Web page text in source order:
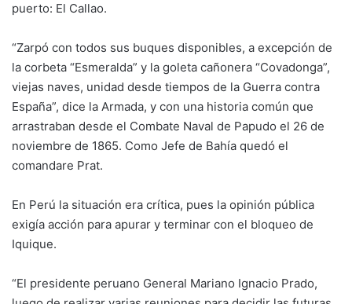
puerto: El Callao.
“Zarpó con todos sus buques disponibles, a excepción de
la corbeta “Esmeralda” y la goleta cañonera “Covadonga”,
viejas naves, unidad desde tiempos de la Guerra contra
España”, dice la Armada, y con una historia común que
arrastraban desde el Combate Naval de Papudo el 26 de
noviembre de 1865. Como Jefe de Bahía quedó el
comandare Prat.
En Perú la situación era crítica, pues la opinión pública
exigía acción para apurar y terminar con el bloqueo de
Iquique.
“El presidente peruano General Mariano Ignacio Prado,